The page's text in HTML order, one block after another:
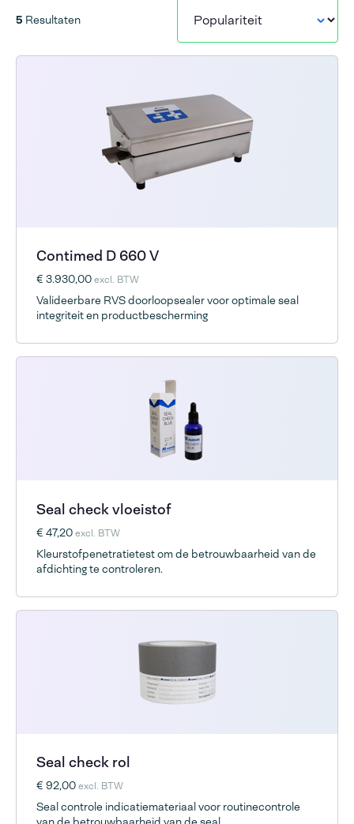
5 Resultaten
Contimed D 660 V
€ 3.930,00excl. BTW
Valideerbare RVS doorloopsealer voor optimale seal
integriteit en productbescherming
Seal check vloeistof
€ 47,20excl. BTW
Kleurstofpenetratietest om de betrouwbaarheid van de
afdichting te controleren.
Seal check rol
€ 92,00excl. BTW
Seal controle indicatiemateriaal voor routinecontrole